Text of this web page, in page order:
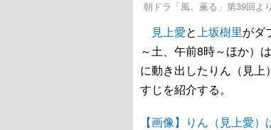
朝ドラ「風、薫る」第39回よ
見上愛と上坂樹里がダ
～土、午前8時～ほか）
に動き出したりん（見
すじを紹介する。
【画像】りん（見上愛